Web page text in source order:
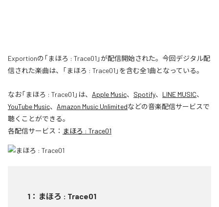
Exportionの「まほろ : Trace01」が配信開始された。今回デジタル配
信された楽曲は、「まほろ : Trace01」を含む全1曲となっている。
なお「まほろ : Trace01 」は、 Apple Music、 Spotify、 LINE MUSIC、
YouTube Music、 Amazon Music Unlimitedなどの音楽配信サービスで
聴くことができる。
各配信サービス： まほろ : Trace01
1 ： まほろ : Trace01